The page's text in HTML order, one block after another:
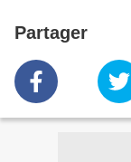
Partager